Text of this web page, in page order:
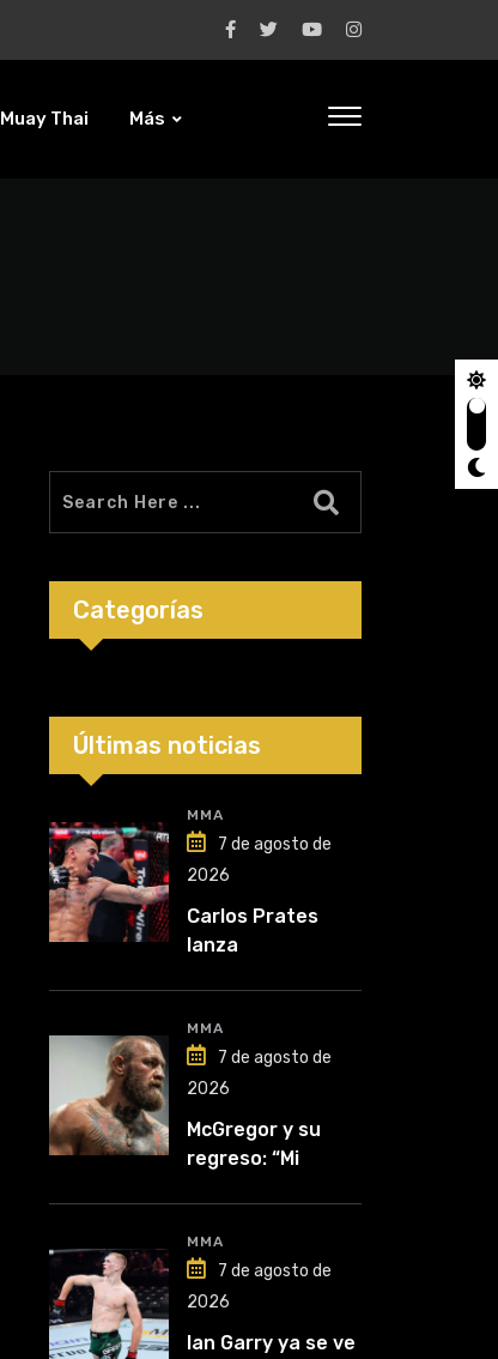
Muay Thai Más
Categorías
Últimas noticias
MMA
7 de agosto de
2026
Carlos Prates
lanza
MMA
7 de agosto de
2026
McGregor y su
regreso: “Mi
MMA
7 de agosto de
2026
Ian Garry ya se ve